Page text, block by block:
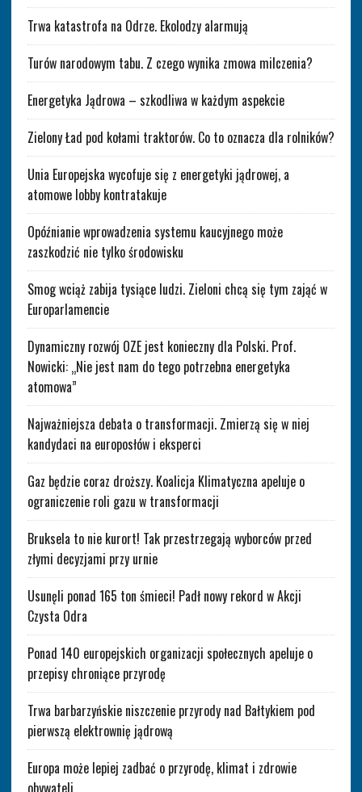
Trwa katastrofa na Odrze. Ekolodzy alarmują
Turów narodowym tabu. Z czego wynika zmowa milczenia?
Energetyka Jądrowa – szkodliwa w każdym aspekcie
Zielony Ład pod kołami traktorów. Co to oznacza dla rolników?
Unia Europejska wycofuje się z energetyki jądrowej, a
atomowe lobby kontratakuje
Opóźnianie wprowadzenia systemu kaucyjnego może
zaszkodzić nie tylko środowisku
Smog wciąż zabija tysiące ludzi. Zieloni chcą się tym zająć w
Europarlamencie
Dynamiczny rozwój OZE jest konieczny dla Polski. Prof.
Nowicki: „Nie jest nam do tego potrzebna energetyka
atomowa”
Najważniejsza debata o transformacji. Zmierzą się w niej
kandydaci na europosłów i eksperci
Gaz będzie coraz droższy. Koalicja Klimatyczna apeluje o
ograniczenie roli gazu w transformacji
Bruksela to nie kurort! Tak przestrzegają wyborców przed
złymi decyzjami przy urnie
Usunęli ponad 165 ton śmieci! Padł nowy rekord w Akcji
Czysta Odra
Ponad 140 europejskich organizacji społecznych apeluje o
przepisy chroniące przyrodę
Trwa barbarzyńskie niszczenie przyrody nad Bałtykiem pod
pierwszą elektrownię jądrową
Europa może lepiej zadbać o przyrodę, klimat i zdrowie